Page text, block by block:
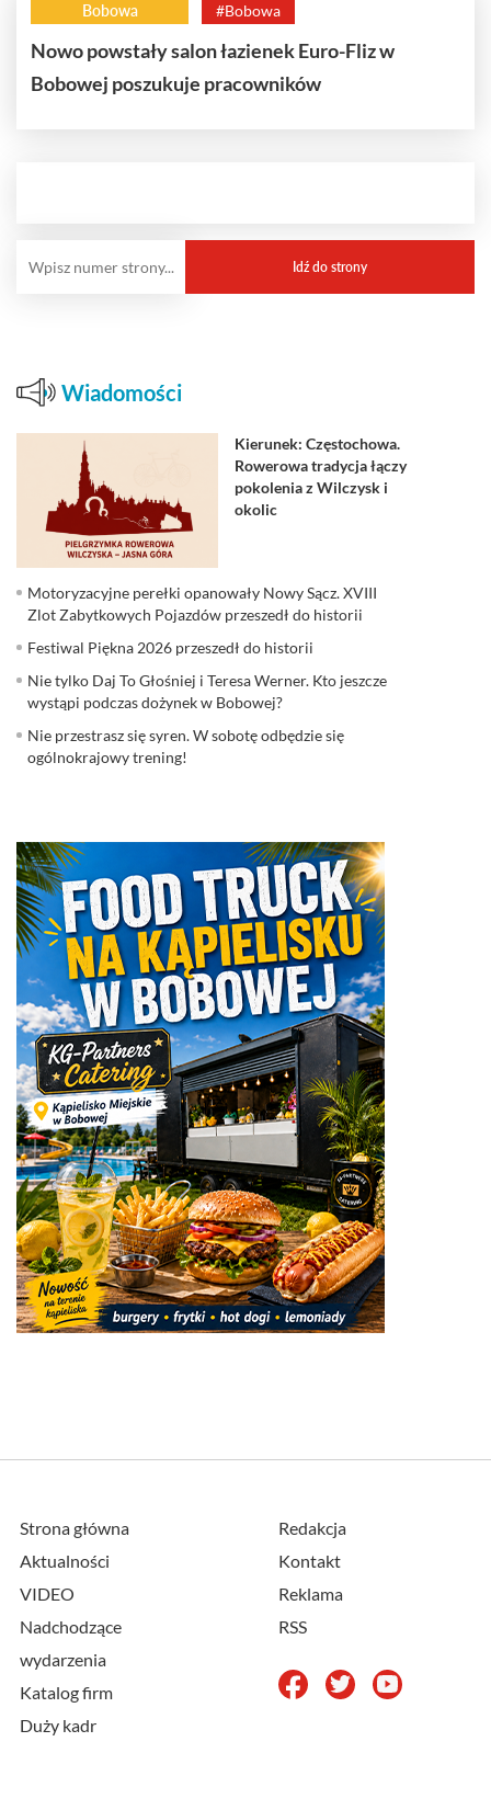
Bobowa #Bobowa
Nowo powstały salon łazienek Euro-Fliz w
Bobowej poszukuje pracowników
Wiadomości
Kierunek: Częstochowa.
Rowerowa tradycja łączy
pokolenia z Wilczysk i
okolic
Motoryzacyjne perełki opanowały Nowy Sącz. XVIII
Zlot Zabytkowych Pojazdów przeszedł do historii
Festiwal Piękna 2026 przeszedł do historii
Nie tylko Daj To Głośniej i Teresa Werner. Kto jeszcze
wystąpi podczas dożynek w Bobowej?
Nie przestrasz się syren. W sobotę odbędzie się
ogólnokrajowy trening!
Strona główna
Aktualności
VIDEO
Nadchodzące
wydarzenia
Katalog firm
Duży kadr
Redakcja
Kontakt
Reklama
RSS